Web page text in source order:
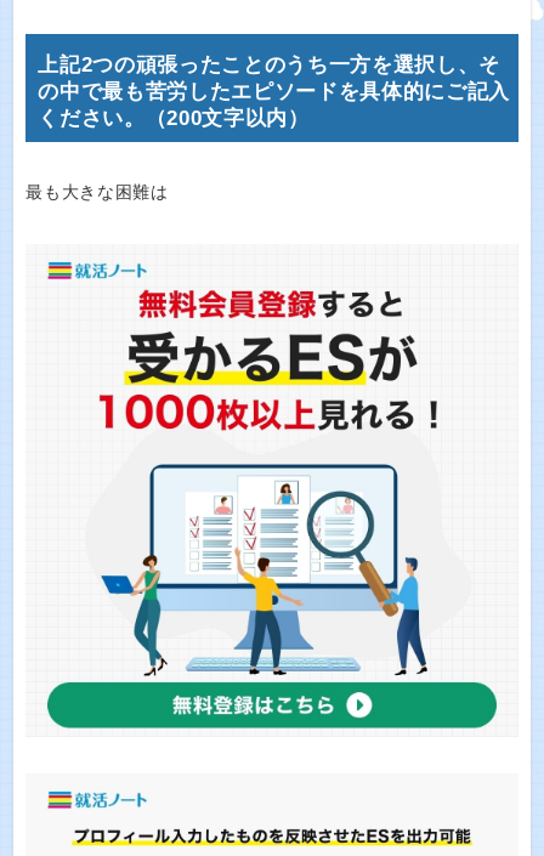
上記2つの頑張ったことのうち一方を選択し、そ
の中で最も苦労したエピソードを具体的にご記入
ください。（200文字以内）
最も大きな困難は